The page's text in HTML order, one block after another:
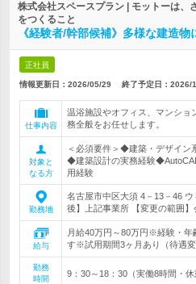
株式会社スペースプラン | モットーは、
をつくること
《経験者/幹部候補》多様な建造物
正社員
情報更新日：2026/05/29 終了予定日： 2026/
仕事内容
温浴施設やオフィス、マンショ
務全般をお任せします。
対象と
なる方
＜必須要件＞◆建築・デザイン
◆建築設計の実務経験
用経験
勤務地
名古屋市中区大須 4－13－46
後】上記事業所 【変更の範囲】
給与
月給40万円～80万円※経験・年
す※試用期間3ヶ月あり（待遇変
勤務
時間
9：30～18：30（実働8時間・